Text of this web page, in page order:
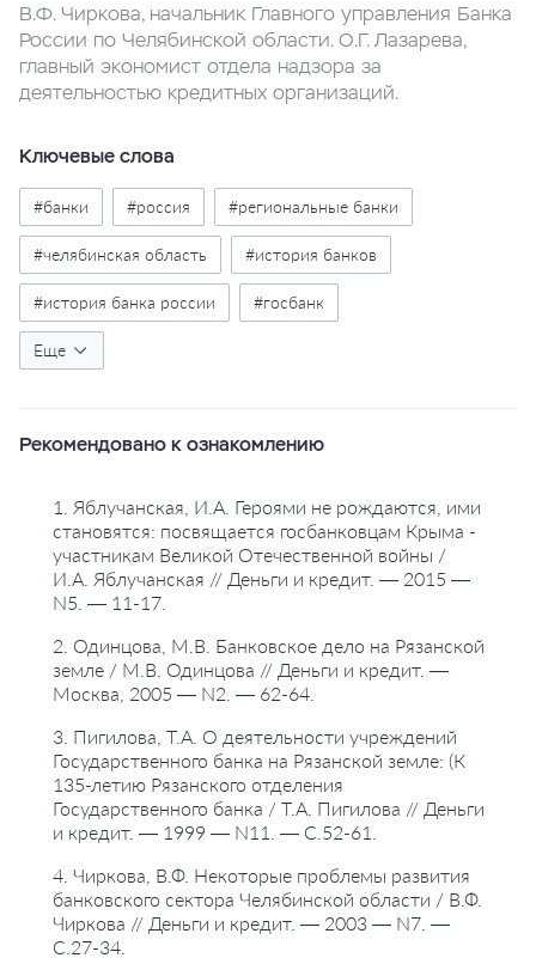
В.Ф. Чиркова, начальник Главного управления Банка
России по Челябинской области. О.Г. Лазарева,
главный экономист отдела надзора за
деятельностью кредитных организаций.
Ключевые слова
#банки #россия #региональные банки
#челябинская область #история банков
#история банка россии #госбанк
#кредитные организации
#великая отечественная война #банковские реформы
#работы сотрудников территориальных учреждений
Еще
Рекомендовано к ознакомлению
1. Яблучанская, И.А. Героями не рождаются, ими
становятся: посвящается госбанковцам Крыма -
участникам Великой Отечественной войны /
И.А. Яблучанская // Деньги и кредит. — 2015 —
N5. — 11-17.
2. Одинцова, М.В. Банковское дело на Рязанской
земле / М.В. Одинцова // Деньги и кредит. —
Москва, 2005 — N2. — 62-64.
3. Пигилова, Т.А. О деятельности учреждений
Государственного банка на Рязанской земле: (К
135-летию Рязанского отделения
Государственного банка / Т.А. Пигилова // Деньги
и кредит. — 1999 — N11. — С.52-61.
4. Чиркова, В.Ф. Некоторые проблемы развития
банковского сектора Челябинской области / В.Ф.
Чиркова // Деньги и кредит. — 2003 — N7. —
С.27-34.